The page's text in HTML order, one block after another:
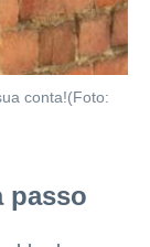
conta!(Foto:
passo